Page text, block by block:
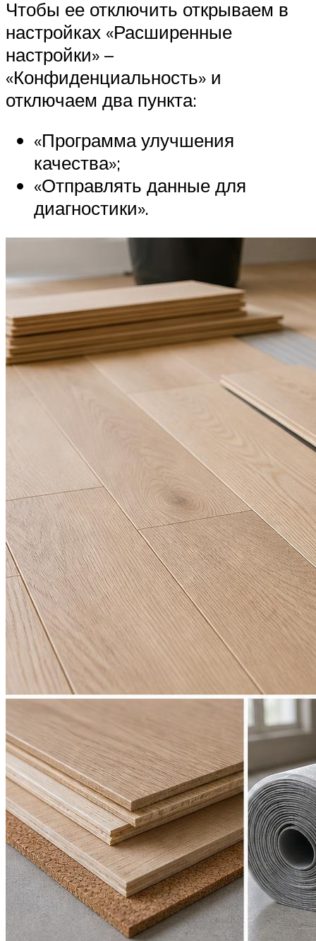
Чтобы ее отключить открываем в
настройках «Расширенные
настройки» –
«Конфиденциальность» и
отключаем два пункта:
«Программа улучшения
качества»;
«Отправлять данные для
диагностики».